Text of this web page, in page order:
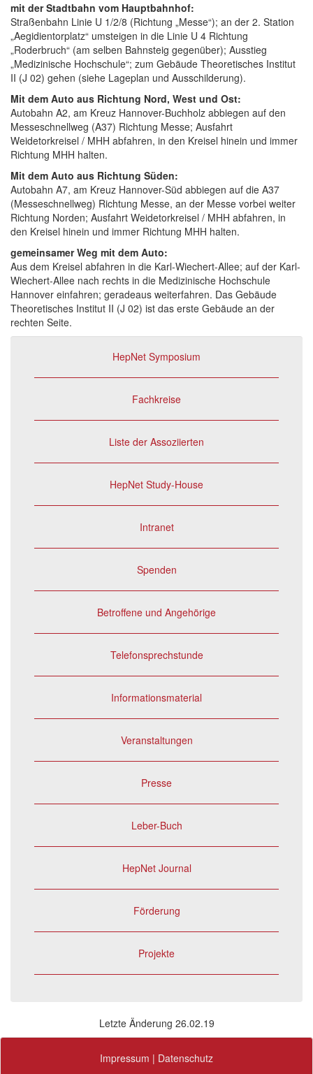
mit der Stadtbahn vom Hauptbahnhof:
Straßenbahn Linie U 1/2/8 (Richtung „Messe“); an der 2. Station
„Aegidientorplatz“ umsteigen in die Linie U 4 Richtung
„Roderbruch“ (am selben Bahnsteig gegenüber); Ausstieg
„Medizinische Hochschule“; zum Gebäude Theoretisches Institut
II (J 02) gehen (siehe Lageplan und Ausschilderung).
Mit dem Auto aus Richtung Nord, West und Ost:
Autobahn A2, am Kreuz Hannover-Buchholz abbiegen auf den
Messeschnellweg (A37) Richtung Messe; Ausfahrt
Weidetorkreisel / MHH abfahren, in den Kreisel hinein und immer
Richtung MHH halten.
Mit dem Auto aus Richtung Süden:
Autobahn A7, am Kreuz Hannover-Süd abbiegen auf die A37
(Messeschnellweg) Richtung Messe, an der Messe vorbei weiter
Richtung Norden; Ausfahrt Weidetorkreisel / MHH abfahren, in
den Kreisel hinein und immer Richtung MHH halten.
gemeinsamer Weg mit dem Auto:
Aus dem Kreisel abfahren in die Karl-Wiechert-Allee; auf der Karl-
Wiechert-Allee nach rechts in die Medizinische Hochschule
Hannover einfahren; geradeaus weiterfahren. Das Gebäude
Theoretisches Institut II (J 02) ist das erste Gebäude an der
rechten Seite.
HepNet Symposium
Fachkreise
Liste der Assoziierten
HepNet Study-House
Intranet
Spenden
Betroffene und Angehörige
Telefonsprechstunde
Informationsmaterial
Veranstaltungen
Presse
Leber-Buch
HepNet Journal
Förderung
Projekte
Letzte Änderung 26.02.19
Impressum | Datenschutz